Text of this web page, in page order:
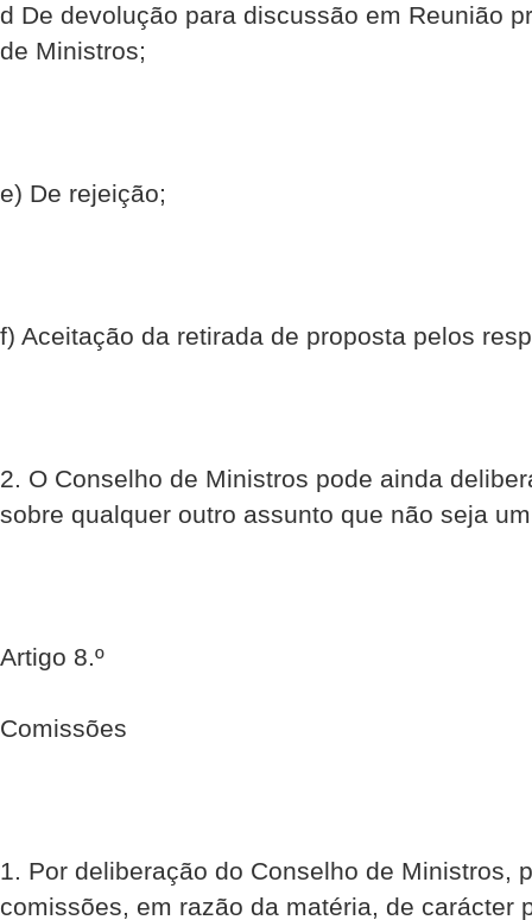
d De devolução para discussão em Reunião
de Ministros;
e) De rejeição;
f) Aceitação da retirada de proposta pelos
2. O Conselho de Ministros pode ainda
sobre qualquer outro assunto que não seja
Artigo 8.º
Comissões
1. Por deliberação do Conselho de Ministros,
comissões, em razão da matéria, de carácter